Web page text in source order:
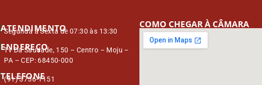
ATENDIMENTO
Segunda à Sexta de 07:30 às 13:30
ENDEREÇO
Tv Da Saudade, 150 – Centro – Moju –
PA – CEP: 68450-000
TELEFONE
(91) 3756-1151
COMO CHEGAR À CÂMARA